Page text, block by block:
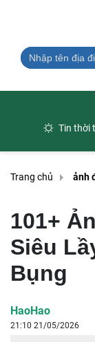
Tin thời
Trang chủ ảnh
101+
Siêu
Bụng
HaoHao
21:10 21/05/2026